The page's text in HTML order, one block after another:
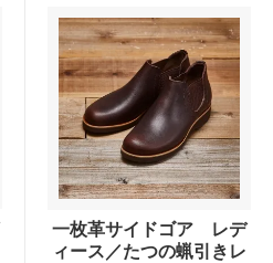
一枚革サイドゴア レデ
ィース／たつの蝋引きレ